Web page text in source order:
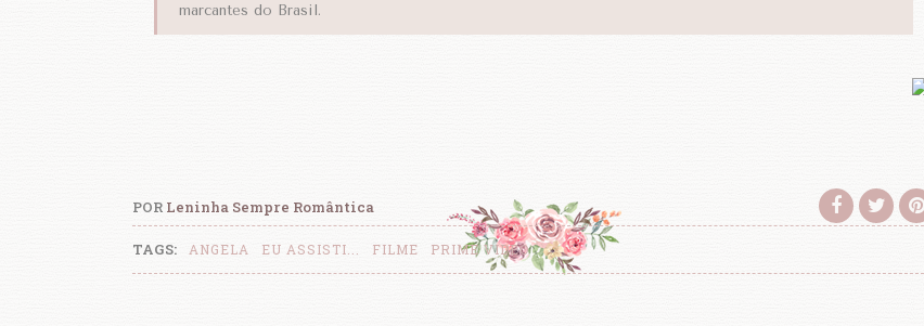
marcantes do Brasil.
POR Leninha Sempre Romântica
TAGS: ANGELA EU ASSISTI... FILME PRIME VIDEO